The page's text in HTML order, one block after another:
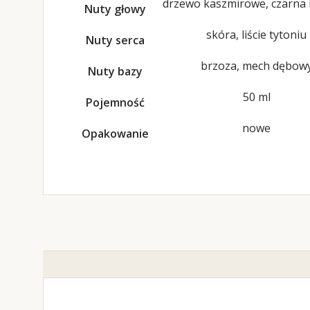
Nuty głowy drzewo kaszmirowe,
Nuty serca skóra, liście tytoniu
Nuty bazy brzoza, mech
Pojemność 50 ml
Opakowanie nowe